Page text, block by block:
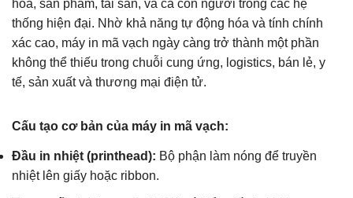
hóa, sản phẩm, tài sản, và cả con người trong các hệ
thống hiện đại. Nhờ khả năng tự động hóa và tính chính
xác cao, máy in mã vạch ngày càng trở thành một phần
không thể thiếu trong chuỗi cung ứng, logistics, bán lẻ, y
tế, sản xuất và thương mại điện tử.
Cấu tạo cơ bản của máy in mã vạch:
Đầu in nhiệt (printhead): Bộ phận làm nóng để truyền
nhiệt lên giấy hoặc ribbon.